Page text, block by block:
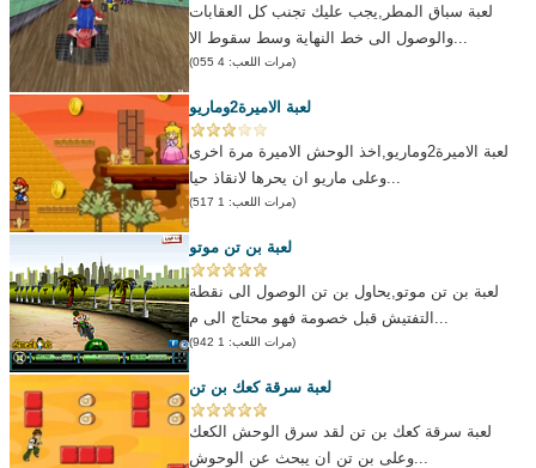
لعبة سباق المطر,يجب عليك تجنب كل العقابات
(مرات اللعب: 4 055)
لعبة الاميرة2وماريو
لعبة الاميرة2وماريو,اخذ الوحش الاميرة مرة اخرى
(مرات اللعب: 1 517)
لعبة بن تن موتو
لعبة بن تن موتو,يحاول بن تن الوصول الى نقطة
(مرات اللعب: 1 942)
لعبة سرقة كعك بن تن
لعبة سرقة كعك بن تن لقد سرق الوحش الكعك